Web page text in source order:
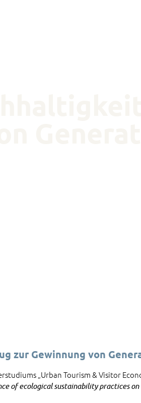
zur Gewinnung von
„Urban Tourism & Visitor
of ecological sustainability practices